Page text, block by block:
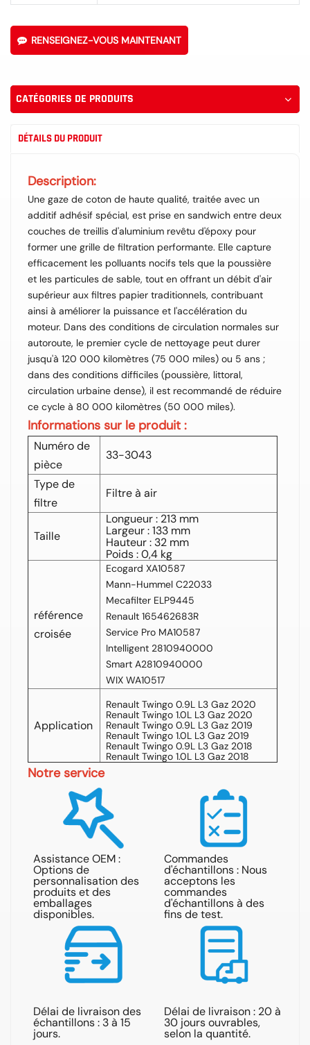
RENSEIGNEZ-VOUS MAINTENANT
CATÉGORIES DE PRODUITS
DÉTAILS DU PRODUIT
Description:
Une gaze de coton de haute qualité, traitée avec un
additif adhésif spécial, est prise en sandwich entre deux
couches de treillis d'aluminium revêtu d'époxy pour
former une grille de filtration performante. Elle capture
efficacement les polluants nocifs tels que la poussière
et les particules de sable, tout en offrant un débit d'air
supérieur aux filtres papier traditionnels, contribuant
ainsi à améliorer la puissance et l'accélération du
moteur. Dans des conditions de circulation normales sur
autoroute, le premier cycle de nettoyage peut durer
jusqu'à 120 000 kilomètres (75 000 miles) ou 5 ans ;
dans des conditions difficiles (poussière, littoral,
circulation urbaine dense), il est recommandé de réduire
ce cycle à 80 000 kilomètres (50 000 miles).
Informations sur le produit :
Numéro de
pièce
33-3043
Type de
filtre
Filtre à air
Taille
Longueur : 213 mm
Largeur : 133 mm
Hauteur : 32 mm
Poids : 0,4 kg
référence
croisée
Ecogard XA10587
Mann-Hummel C22033
Mecafilter ELP9445
Renault 165462683R
Service Pro MA10587
Intelligent 2810940000
Smart A2810940000
WIX WA10517
Application
Renault Twingo 0.9L L3 Gaz 2020
Renault Twingo 1.0L L3 Gaz 2020
Renault Twingo 0.9L L3 Gaz 2019
Renault Twingo 1.0L L3 Gaz 2019
Renault Twingo 0.9L L3 Gaz 2018
Renault Twingo 1.0L L3 Gaz 2018
Notre service
Assistance OEM :
Options de
personnalisation des
produits et des
emballages
disponibles.
Commandes
d'échantillons : Nous
acceptons les
commandes
d'échantillons à des
fins de test.
Délai de livraison des
échantillons : 3 à 15
jours.
Délai de livraison : 20 à
30 jours ouvrables,
selon la quantité.